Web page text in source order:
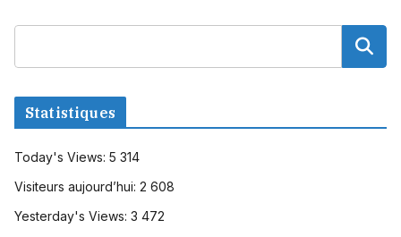
Statistiques
Today's Views: 5 314
Visiteurs aujourd’hui: 2 608
Yesterday's Views: 3 472